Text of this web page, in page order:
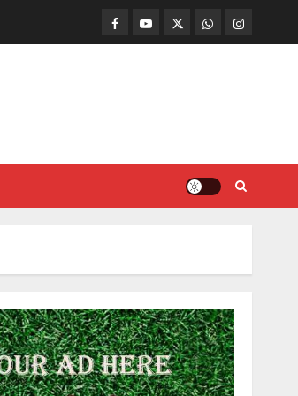
FacebookMathemurasu
TV
TwitterWhatsAppInstagram